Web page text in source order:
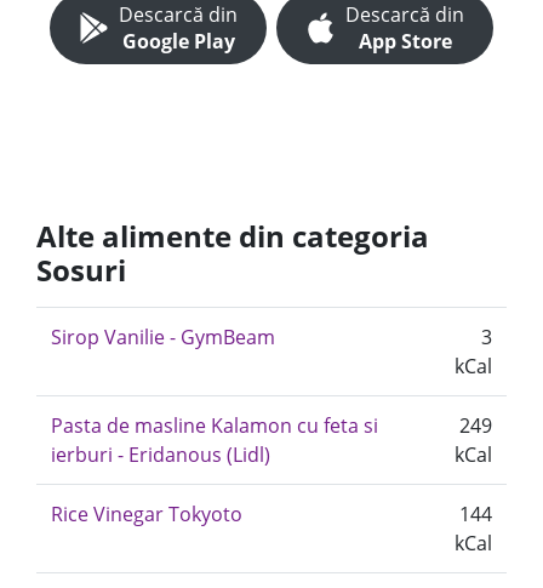
Descarcă din
Google Play
Descarcă din
App Store
Alte alimente din categoria
Sosuri
Sirop Vanilie - GymBeam
3
kCal
Pasta de masline Kalamon cu feta si
ierburi - Eridanous (Lidl)
249
kCal
Rice Vinegar Tokyoto
144
kCal